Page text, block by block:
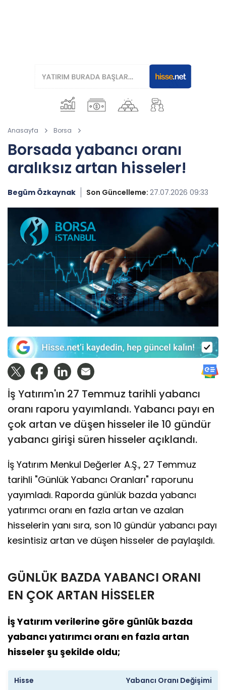
Anasayfa Borsa
Borsada yabancı oranı
aralıksız artan hisseler!
Begüm Özkaynak Son Güncelleme: 27.07.2026 09:33
İş Yatırım'ın 27 Temmuz tarihli yabancı
oranı raporu yayımlandı. Yabancı payı en
çok artan ve düşen hisseler ile 10 gündür
yabancı girişi süren hisseler açıklandı.
İş Yatırım Menkul Değerler A.Ş., 27 Temmuz
tarihli "Günlük Yabancı Oranları" raporunu
yayımladı. Raporda günlük bazda yabancı
yatırımcı oranı en fazla artan ve azalan
hisselerin yanı sıra, son 10 gündür yabancı payı
kesintisiz artan ve düşen hisseler de paylaşıldı.
GÜNLÜK BAZDA YABANCI ORANI
EN ÇOK ARTAN HİSSELER
İş Yatırım verilerine göre günlük bazda
yabancı yatırımcı oranı en fazla artan
hisseler şu şekilde oldu;
Hisse Yabancı Oranı Değişimi